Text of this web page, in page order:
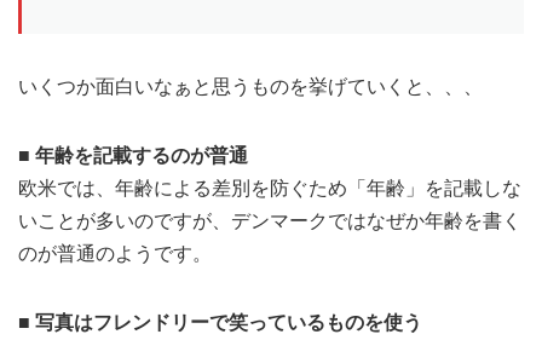
いくつか面白いなぁと思うものを挙げていくと、、、
■ 年齢を記載するのが普通
欧米では、年齢による差別を防ぐため「年齢」を記載しな
いことが多いのですが、デンマークではなぜか年齢を書く
のが普通のようです。
■ 写真はフレンドリーで笑っているものを使う